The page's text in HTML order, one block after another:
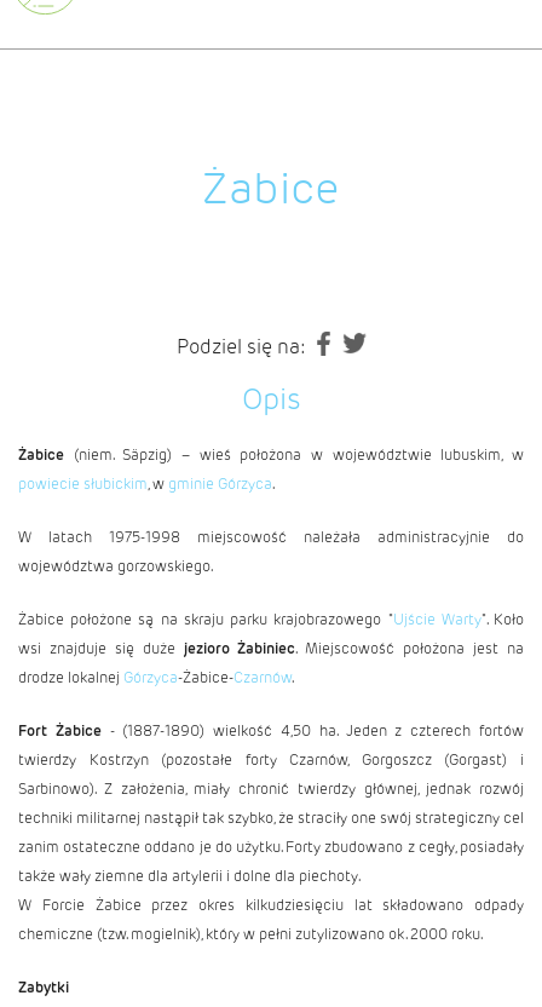
Żabice
Podziel się na:
Opis
Żabice (niem. Säpzig) – wieś położona w województwie lubuskim, w
powiecie słubickim, w gminie Górzyca.
W latach 1975-1998 miejscowość należała administracyjnie do
województwa gorzowskiego.
Żabice położone są na skraju parku krajobrazowego "Ujście Warty". Koło
wsi znajduje się duże jezioro Żabiniec. Miejscowość położona jest na
drodze lokalnej Górzyca-Żabice-Czarnów.
Fort Żabice- (1887-1890) wielkość 4,50 ha. Jeden z czterech fortów
twierdzy Kostrzyn (pozostałe forty Czarnów, Gorgoszcz (Gorgast) i
Sarbinowo). Z założenia, miały chronić twierdzy głównej, jednak rozwój
techniki militarnej nastąpił tak szybko, że straciły one swój strategiczny cel
zanim ostateczne oddano je do użytku. Forty zbudowano z cegły, posiadały
także wały ziemne dla artylerii i dolne dla piechoty.
W Forcie Żabice przez okres kilkudziesięciu lat składowano odpady
chemiczne (tzw. mogielnik), który w pełni zutylizowano ok. 2000 roku.
Zabytki